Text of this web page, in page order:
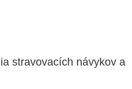
stravovacích návykov a